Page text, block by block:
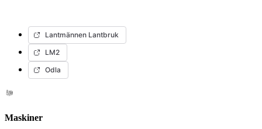
Lantmännen Lantbruk
LM2
Odla
Maskiner